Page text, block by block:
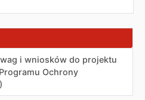
i wniosków do projektu
Ochrony